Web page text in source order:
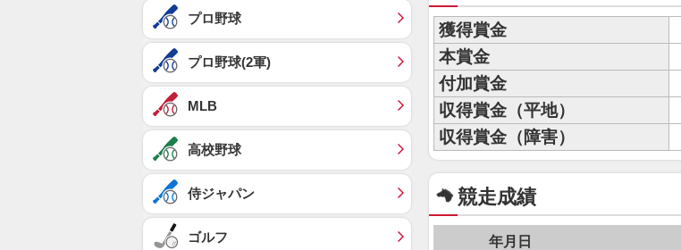
獲得賞金
本賞金
付加賞金
収得賞金（平地）
収得賞金（障害）
競走成績
年月日
プロ野球
プロ野球(2軍)
MLB
高校野球
侍ジャパン
ゴルフ